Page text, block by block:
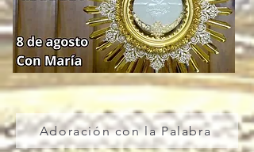
Adoración con la Palabra